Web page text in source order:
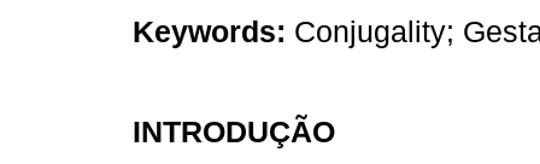
Keywords: Conjugality;
INTRODUÇÃO